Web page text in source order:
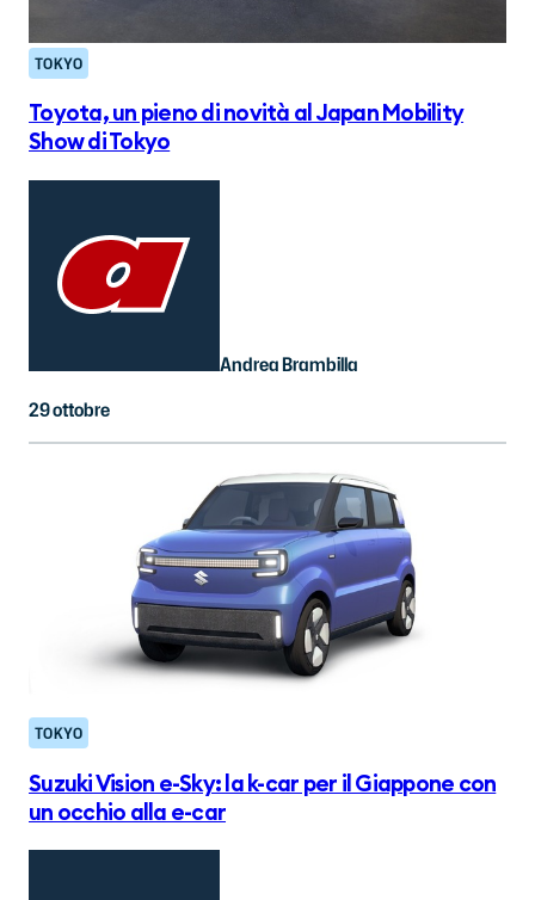
TOKYO
Toyota, un pieno di novità al Japan Mobility
Show di Tokyo
Andrea Brambilla
29 ottobre
TOKYO
Suzuki Vision e-Sky: la k-car per il Giappone con
un occhio alla e-car